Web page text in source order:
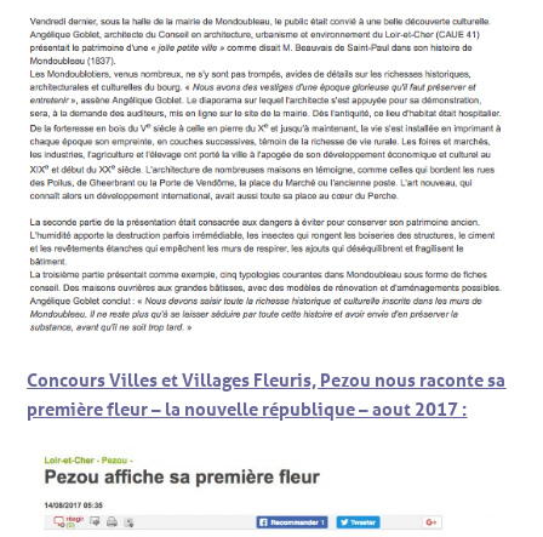
Concours Villes et Villages Fleuris, Pezou nous raconte sa
première fleur – la nouvelle république – aout 2017 :